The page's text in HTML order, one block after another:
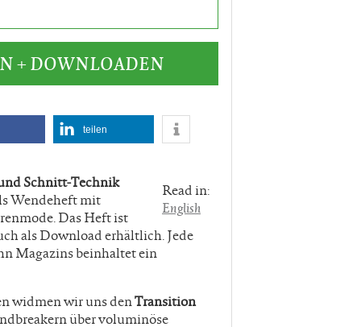
+ DOWNLOADEN
teilen
Read in:
English
Schnitt-Technik
Wendeheft mit
Das Heft ist
als Download erhältlich. Jede
Magazins beinhaltet ein
widmen wir uns denTransition
über voluminöse